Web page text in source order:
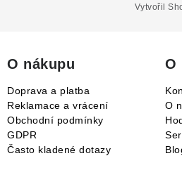
Vytvořil
O nákupu
Doprava a platba
Reklamace a vrácení
Obchodní podmínky
GDPR
Často kladené dotazy
O
O